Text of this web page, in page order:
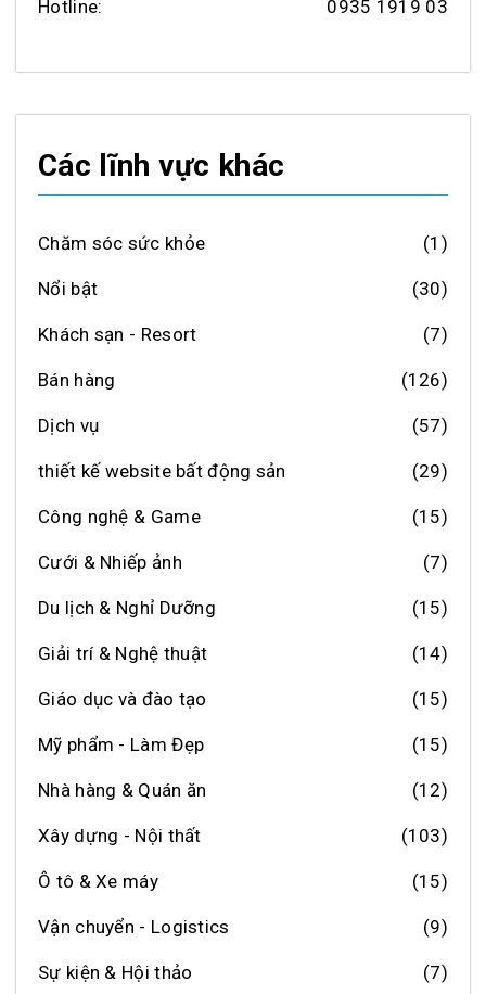
Hotline: 0935 1919 03
Các lĩnh vực khác
Chăm sóc sức khỏe (1)
Nổi bật (30)
Khách sạn - Resort (7)
Bán hàng (126)
Dịch vụ (57)
thiết kế website bất động sản (29)
Công nghệ & Game (15)
Cưới & Nhiếp ảnh (7)
Du lịch & Nghỉ Dưỡng (15)
Giải trí & Nghệ thuật (14)
Giáo dục và đào tạo (15)
Mỹ phẩm - Làm Đẹp (15)
Nhà hàng & Quán ăn (12)
Xây dựng - Nội thất (103)
Ô tô & Xe máy (15)
Vận chuyển - Logistics (9)
Sự kiện & Hội thảo (7)